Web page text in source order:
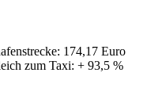
174,17 Euro
zum Taxi: + 93,5 %